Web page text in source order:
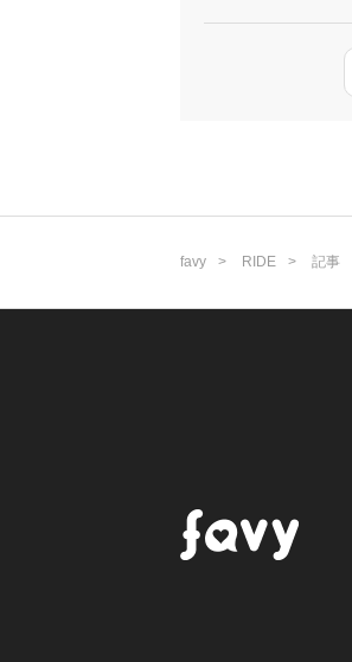
favy RIDE 記事